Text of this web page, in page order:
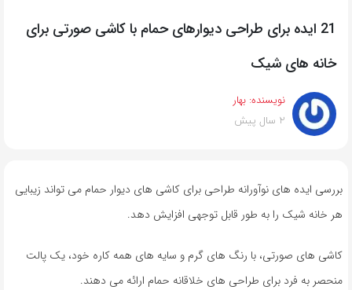
21 ایده برای طراحی دیوارهای حمام با کاشی صورتی برای
خانه های شیک
نویسنده: بهار
2 سال پیش
بررسی ایده های نوآورانه طراحی برای کاشی های دیوار حمام می تواند زیبایی
هر خانه شیک را به طور قابل توجهی افزایش دهد.
کاشی های صورتی، با رنگ های گرم و سایه های همه کاره خود، یک پالت
منحصر به فرد برای طراحی های خلاقانه حمام ارائه می دهند.